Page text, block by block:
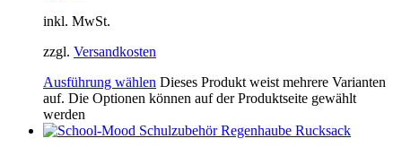
inkl. MwSt.
zzgl. Versandkosten
Ausführung wählen Dieses Produkt weist mehrere Varianten
auf. Die Optionen können auf der Produktseite gewählt
werden